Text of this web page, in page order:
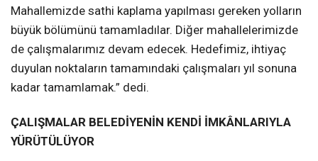
Mahallemizde sathi kaplama yapılması gereken yolların
büyük bölümünü tamamladılar. Diğer mahallelerimizde
de çalışmalarımız devam edecek. Hedefimiz, ihtiyaç
duyulan noktaların tamamındaki çalışmaları yıl sonuna
kadar tamamlamak.” dedi.
ÇALIŞMALAR BELEDİYENİN KENDİ İMKÂNLARIYLA
YÜRÜTÜLÜYOR